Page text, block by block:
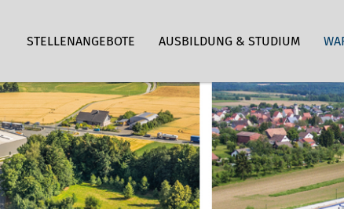
STELLENANGEBOTE AUSBILDUNG & STUDIUM